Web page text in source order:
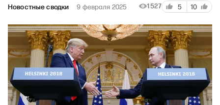
Новостные сводки 9 февраля 2025 1527 5 10